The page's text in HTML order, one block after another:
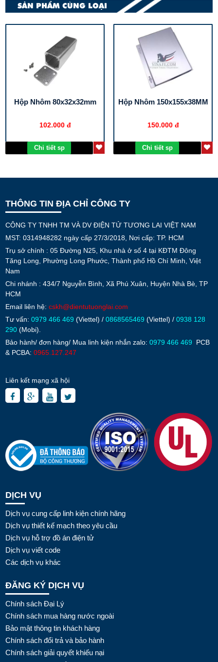
SẢN PHẨM CÙNG LOẠI
Hộp Nhôm 80x32x32mm
102.000 đ
Chi tiết sp
Hộp Nhôm 150x155x38MM
150.000 đ
Chi tiết sp
THÔNG TIN ĐỊA CHỈ CÔNG TY
CÔNG TY TNHH TM VÀ DV ĐIỆN TỬ TƯƠNG LAI VIỆT NAM
MST: 0314948282 ngày cấp 27/3/2018, Nơi cấp: TP. HCM
Trụ sở chính : 05 Đường N25, Khu nhà ở số 4 tại KĐTM Đông
Tăng Long, Phường Long Phước, Thành phố Hồ Chí Minh, Việt
Nam
Chi nhánh : 434/7 Nguyễn Bình, Xã Phú Xuân, Huyện Nhà Bè, TP
HCM
Email liên hệ: cskh@dientutuonglai.com
Tư vấn: 0979 466 469 (Viettel) / 0868565469 (Viettel) / 0938 128
290 (Mobi).
Bảo hành/ đơn hàng/ Mua linh kiện nhắn zalo: 0979 466 469
PCB
& PCBA: 0965.127.247
Liên kết mạng xã hội
DỊCH VỤ
Dịch vụ cung cấp linh kiện chính hãng
Dịch vụ thiết kế mạch theo yêu cầu
Dịch vụ hỗ trợ đồ án điện tử
Dịch vụ viết code
Các dịch vụ khác
ĐĂNG KÝ DỊCH VỤ
Chính sách Đại Lý
Chính sách mua hàng nước ngoài
Bảo mật thông tin khách hàng
Chính sách đổi trả và bảo hành
Chính sách giải quyết khiếu nại